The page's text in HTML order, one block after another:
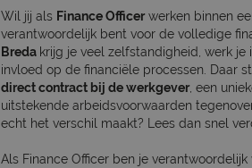
Wil jij als Finance Officerwerken binnen
verantwoordelijk bent voor de volledige
Breda krijg je veel zelfstandigheid, werk
invloed op de financiële processen. Daar
direct contract bij de werkgever, een
uitstekende arbeidsvoorwaarden
echt het verschil maakt? Lees dan snel
Als Finance Officer ben je